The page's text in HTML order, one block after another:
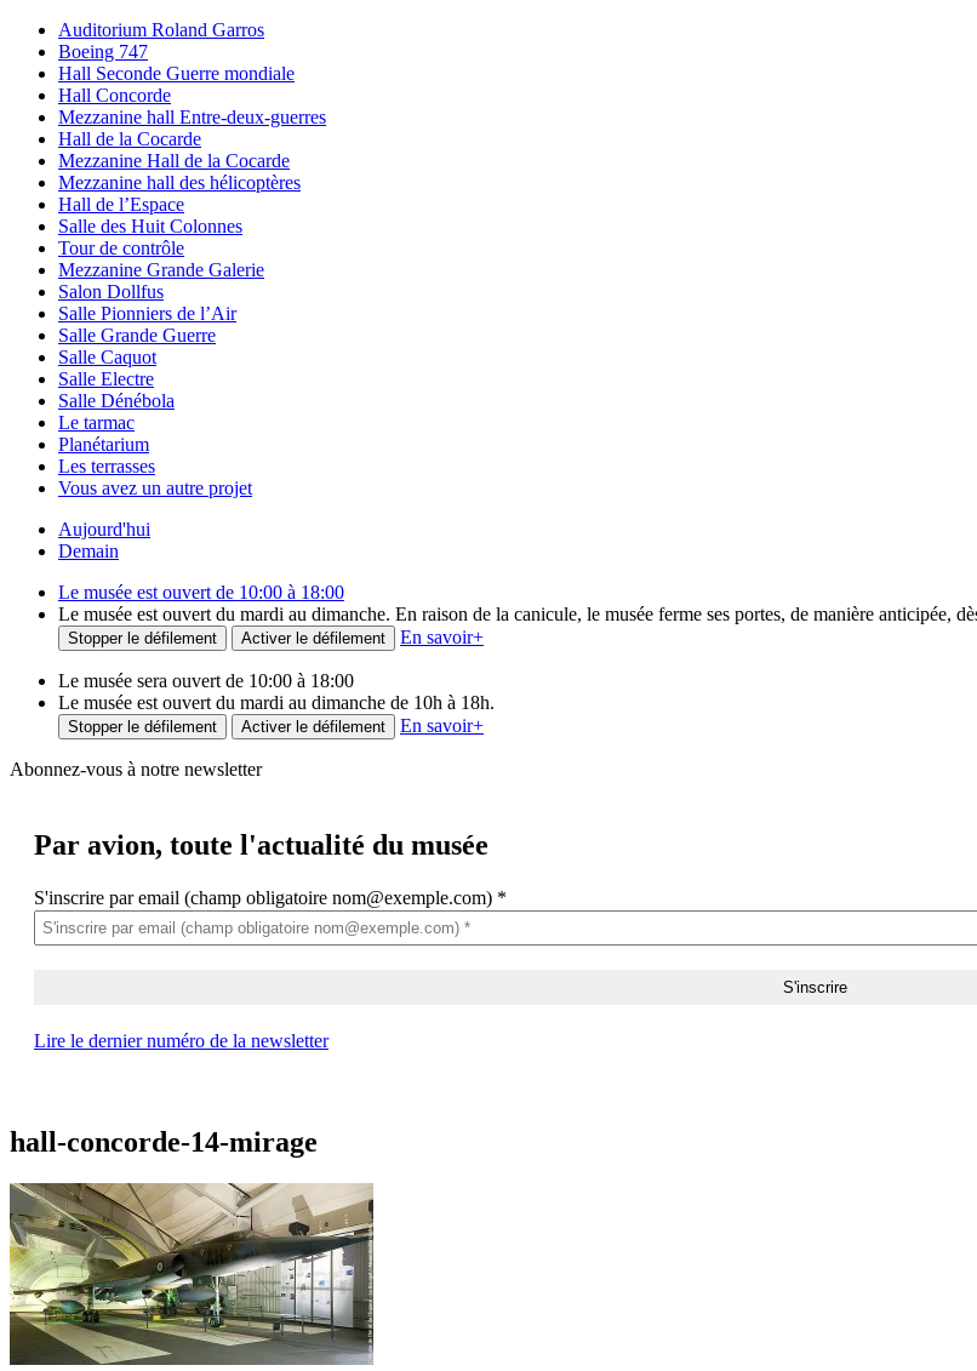
Auditorium Roland Garros
Boeing 747
Hall Seconde Guerre mondiale
Hall Concorde
Mezzanine hall Entre-deux-guerres
Hall de la Cocarde
Mezzanine Hall de la Cocarde
Mezzanine hall des hélicoptères
Hall de l’Espace
Salle des Huit Colonnes
Tour de contrôle
Mezzanine Grande Galerie
Salon Dollfus
Salle Pionniers de l’Air
Salle Grande Guerre
Salle Caquot
Salle Electre
Salle Dénébola
Le tarmac
Planétarium
Les terrasses
Vous avez un autre projet
Aujourd'hui
Demain
Le musée est ouvert de 10:00 à 18:00
Le musée est ouvert du mardi au dimanche. En raison de la canicule, le musée ferme ses portes, de manière anticipée,
Stopper le défilement Activer le défilement En savoir+
Le musée sera ouvert de 10:00 à 18:00
Le musée est ouvert du mardi au dimanche de 10h à 18h.
Stopper le défilement Activer le défilement En savoir+
Abonnez-vous à notre newsletter
Par avion, toute l'actualité du musée
S'inscrire par email (champ obligatoire nom@exemple.com) *
Lire le dernier numéro de la newsletter
hall-concorde-14-mirage